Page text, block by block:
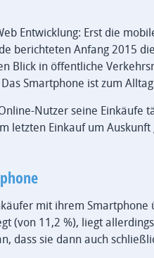
Entwicklung: Erst die
berichteten Anfang 2015
Blick in öffentliche
Smartphone ist zum
Nutzer seine Einkäufe
letzten Einkauf um
mit ihrem
(von 11,2 %), liegt
dass sie dann auch